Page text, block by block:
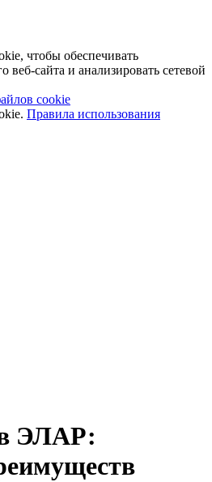
чтобы обеспечивать
веб-сайта и анализировать сетевой
cookie
Правила использования
в ЭЛАР: